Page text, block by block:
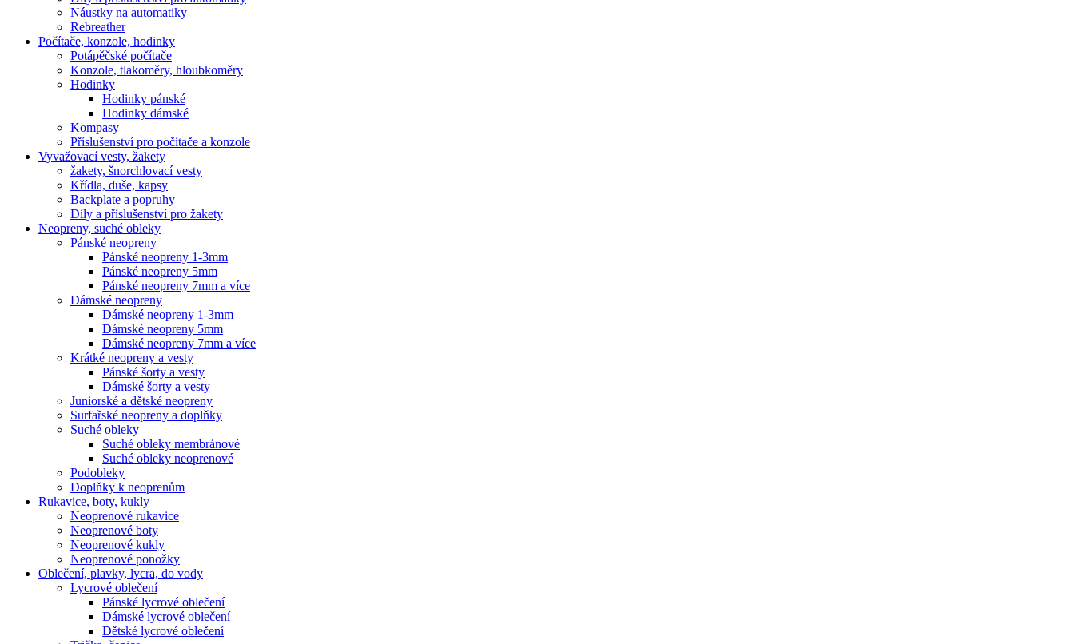
Náustky na automatiky
Rebreather
Počítače, konzole, hodinky
Potápěčské počítače
Konzole, tlakoměry, hloubkoměry
Hodinky
Hodinky pánské
Hodinky dámské
Kompasy
Příslušenství pro počítače a konzole
Vyvažovací vesty, žakety
žakety, šnorchlovací vesty
Křídla, duše, kapsy
Backplate a popruhy
Díly a příslušenství pro žakety
Neopreny, suché obleky
Pánské neopreny
Pánské neopreny 1-3mm
Pánské neopreny 5mm
Pánské neopreny 7mm a více
Dámské neopreny
Dámské neopreny 1-3mm
Dámské neopreny 5mm
Dámské neopreny 7mm a více
Krátké neopreny a vesty
Pánské šorty a vesty
Dámské šorty a vesty
Juniorské a dětské neopreny
Surfařské neopreny a doplňky
Suché obleky
Suché obleky membránové
Suché obleky neoprenové
Podobleky
Doplňky k neoprenům
Rukavice, boty, kukly
Neoprenové rukavice
Neoprenové boty
Neoprenové kukly
Neoprenové ponožky
Oblečení, plavky, lycra, do vody
Lycrové oblečení
Pánské lycrové oblečení
Dámské lycrové oblečení
Dětské lycrové oblečení